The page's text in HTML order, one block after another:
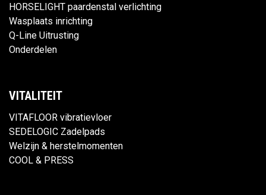
HORSELIGHT paardenstal verlichting
Wasplaats inrichting
Q-Line Uitrusting
Onderdelen
VITALITEIT
VITAFLOOR vibratievloer
SEDELOGIC Zadelpads
Welzijn & herstelmomenten
COOL & PRESS